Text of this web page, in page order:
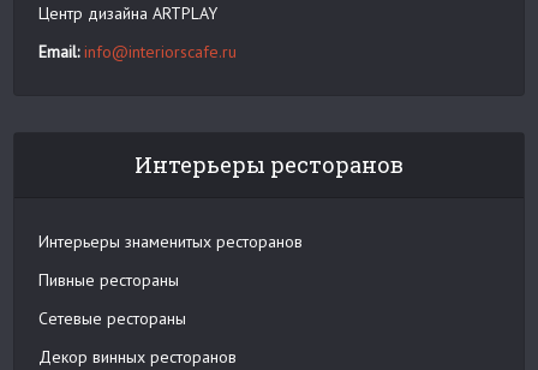
Центр дизайна ARTPLAY
Email: info@interiorscafe.ru
Интерьеры ресторанов
Интерьеры знаменитых ресторанов
Пивные рестораны
Сетевые рестораны
Декор винных ресторанов